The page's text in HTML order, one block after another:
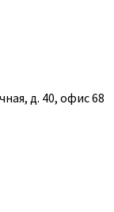
д. 40, офис 68